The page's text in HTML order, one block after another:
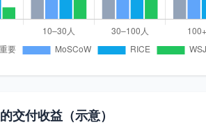
交付收益（示意）